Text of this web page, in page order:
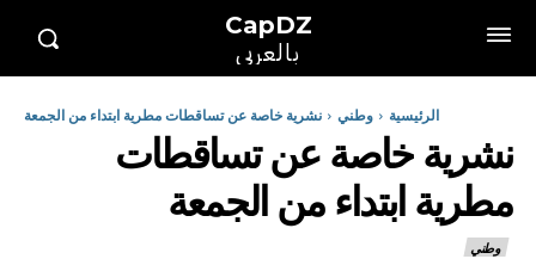
CapDZ
بالعربي
الرئيسية وطني نشرية خاصة عن تساقطات مطرية ابتداء من الجمعة
نشرية خاصة عن تساقطات
مطرية ابتداء من الجمعة
وطني